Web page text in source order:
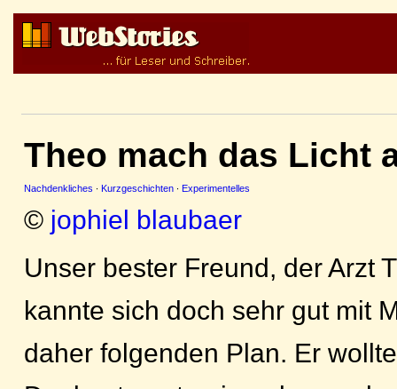
Theo mach das Licht
Nachdenkliches · Kurzgeschichten · Experimentelles
© jophiel blaubaer
Unser bester Freund, der Arzt
kannte sich doch sehr gut mit
daher folgenden Plan. Er